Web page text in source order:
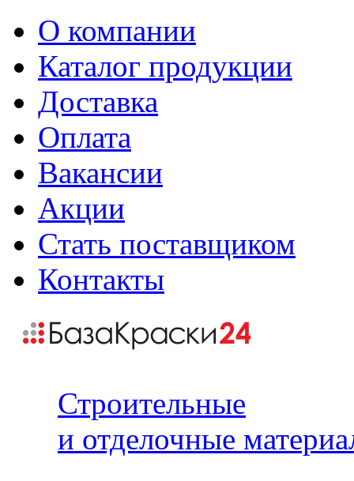
О компании
Каталог продукции
Доставка
Оплата
Вакансии
Акции
Стать поставщиком
Контакты
Строительные
и отделочные